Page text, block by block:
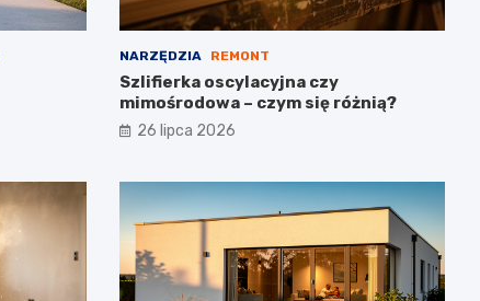
NARZĘDZIA REMONT
Szlifierka oscylacyjna czy
mimośrodowa – czym się różnią?
26 lipca 2026